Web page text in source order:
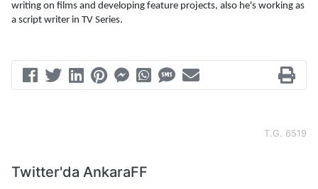
writing on films and developing feature projects, also he's working as
a script writer in TV Series.
T.G. 6519
Twitter'da AnkaraFF